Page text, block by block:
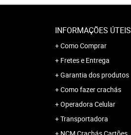
INFORMAÇÕES ÚTEIS
Como Comprar
Fretes e Entrega
Garantia dos produtos
Como fazer crachás
Operadora Celular
Transportadora